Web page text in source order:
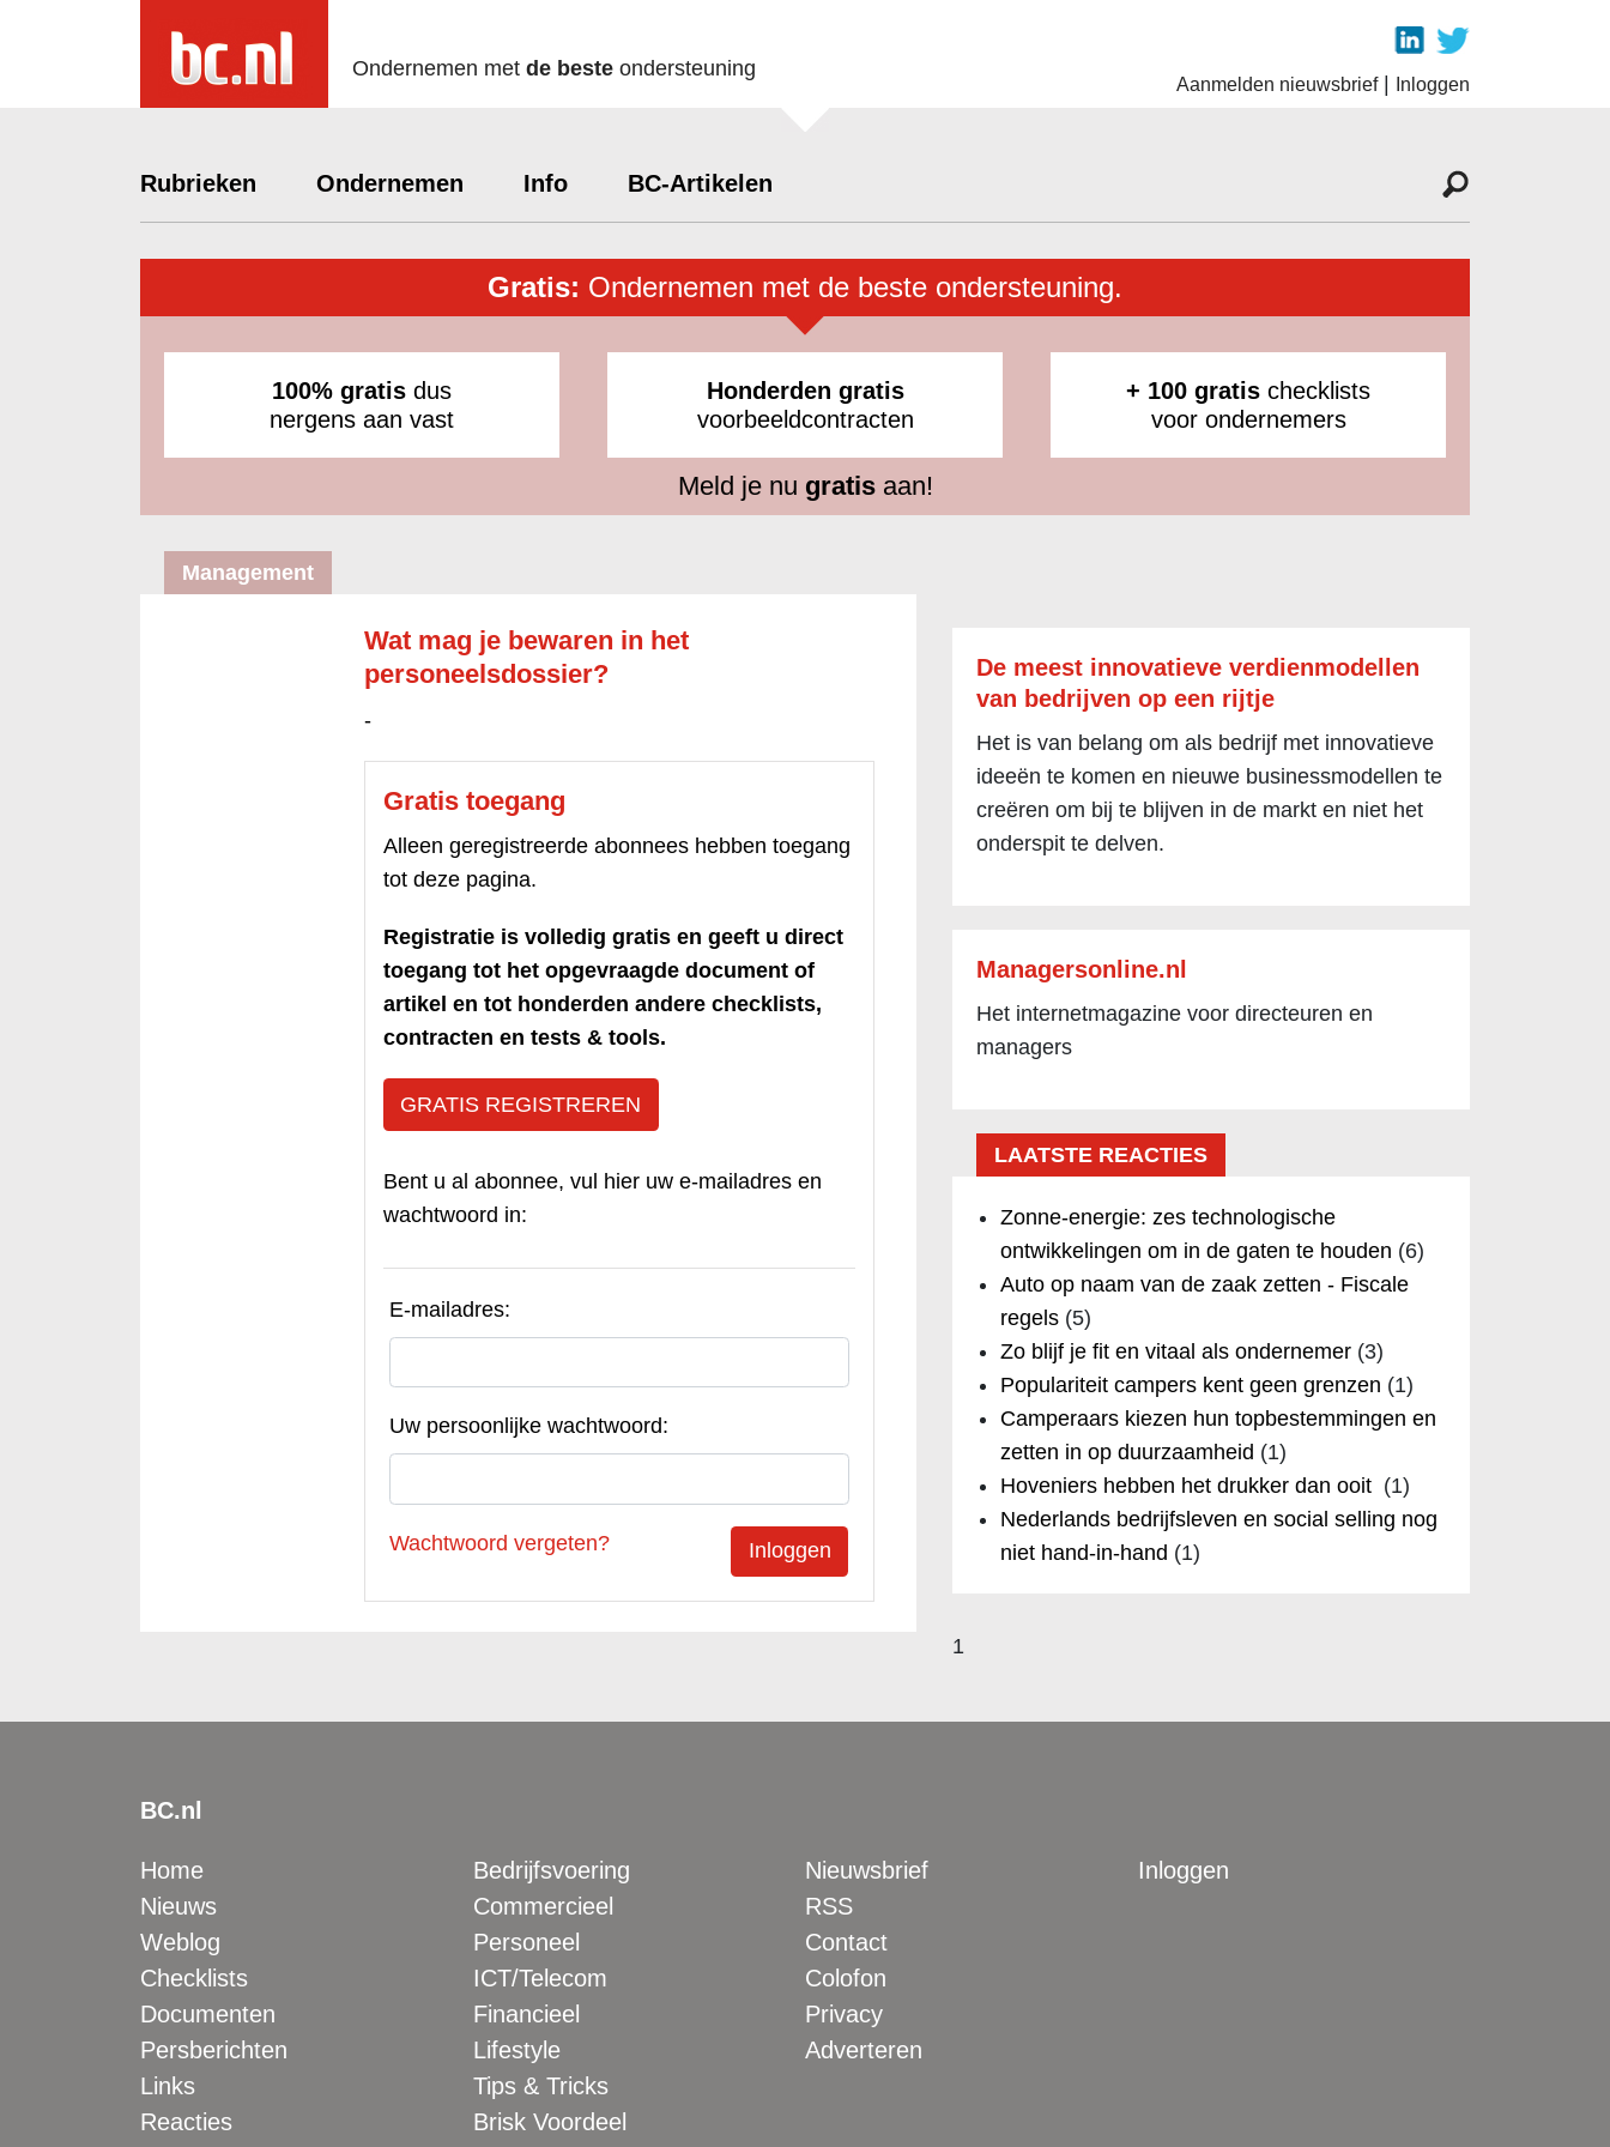
Ondernemen met de beste ondersteuning
Aanmelden nieuwsbrief| Inloggen
Rubrieken Ondernemen Info BC-Artikelen
Gratis: Ondernemen met de beste ondersteuning.
100% gratis dus
nergens aan vast
Honderden gratis
voorbeeldcontracten
+ 100 gratis checklists
voor ondernemers
Meld je nu gratisaan!
Management
Wat mag je bewaren in het
personeelsdossier?
-
Gratis toegang
Alleen geregistreerde abonnees hebben toegang
tot deze pagina.
Registratie is volledig gratis en geeft u direct
toegang tot het opgevraagde document of
artikel en tot honderden andere checklists,
contracten en tests & tools.
GRATIS REGISTREREN
Bent u al abonnee, vul hier uw e-mailadres en
wachtwoord in:
E-mailadres:
Uw persoonlijke wachtwoord:
Wachtwoord vergeten?
De meest innovatieve verdienmodellen
van bedrijven op een rijtje
Het is van belang om als bedrijf met innovatieve
ideeën te komen en nieuwe businessmodellen te
creëren om bij te blijven in de markt en niet het
onderspit te delven.
Managersonline.nl
Het internetmagazine voor directeuren en
managers
LAATSTE REACTIES
Zonne-energie: zes technologische
ontwikkelingen om in de gaten te houden (6)
Auto op naam van de zaak zetten - Fiscale
regels(5)
Zo blijf je fit en vitaal als ondernemer(3)
Populariteit campers kent geen grenzen (1)
Camperaars kiezen hun topbestemmingen en
zetten in op duurzaamheid (1)
Hoveniers hebben het drukker dan ooit (1)
Nederlands bedrijfsleven en social selling nog
niet hand-in-hand (1)
1
BC.nl
Home
Nieuws
Weblog
Checklists
Documenten
Persberichten
Links
Reacties
Bedrijfsvoering
Commercieel
Personeel
ICT/Telecom
Financieel
Lifestyle
Tips & Tricks
Brisk Voordeel
Nieuwsbrief
RSS
Contact
Colofon
Privacy
Adverteren
Inloggen